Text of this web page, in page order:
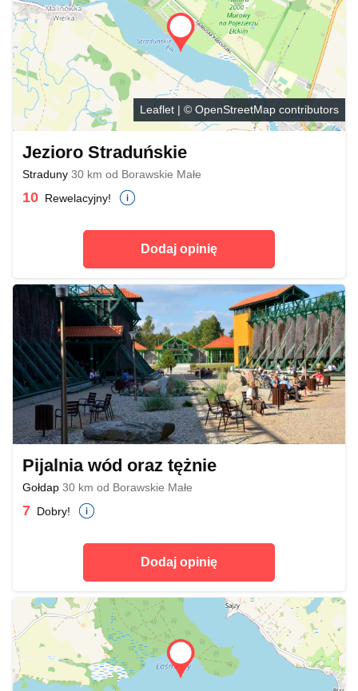
Leaflet | © OpenStreetMap contributors
Jezioro Straduńskie
Straduny 30 km od Borawskie Małe
10 Rewelacyjny!
Dodaj opinię
Pijalnia wód oraz tężnie
Gołdap 30 km od Borawskie Małe
7 Dobry!
Dodaj opinię